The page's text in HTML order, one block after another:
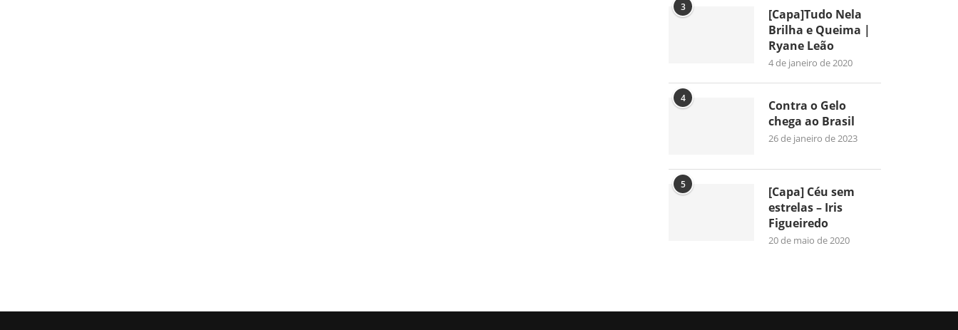
3
[Capa]Tudo Nela
Brilha e Queima |
Ryane Leão
4 de janeiro de 2020
4
Contra o Gelo
chega ao Brasil
26 de janeiro de 2023
5
[Capa] Céu sem
estrelas – Iris
Figueiredo
20 de maio de 2020